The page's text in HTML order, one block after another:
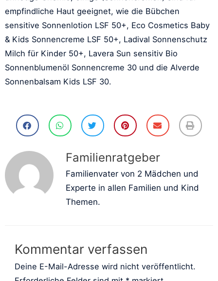
empfindliche Haut geeignet, wie die Bübchen
sensitive Sonnenlotion LSF 50+, Eco Cosmetics Baby
& Kids Sonnencreme LSF 50+, Ladival Sonnenschutz
Milch für Kinder 50+, Lavera Sun sensitiv Bio
Sonnenblumenöl Sonnencreme 30 und die Alverde
Sonnenbalsam Kids LSF 30.
Familienratgeber
Familienvater von 2 Mädchen und
Experte in allen Familien und Kind
Themen.
Kommentar verfassen
Deine E-Mail-Adresse wird nicht veröffentlicht.